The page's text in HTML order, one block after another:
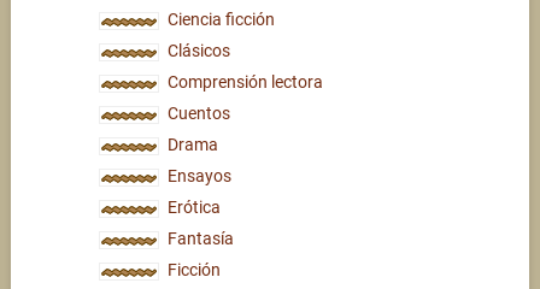
Ciencia ficción
Clásicos
Comprensión lectora
Cuentos
Drama
Ensayos
Erótica
Fantasía
Ficción